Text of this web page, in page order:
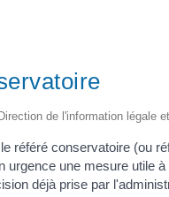
de l'information légale
référé conservatoire (ou
urgence une mesure utile
déjà prise par